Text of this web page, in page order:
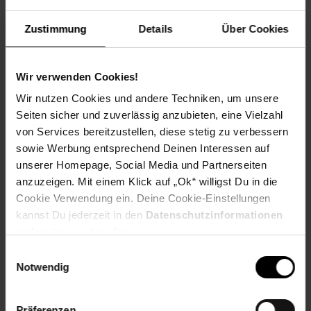
Zustimmung Details Über Cookies
Wir verwenden Cookies!
Wir nutzen Cookies und andere Techniken, um unsere
Seiten sicher und zuverlässig anzubieten, eine Vielzahl
von Services bereitzustellen, diese stetig zu verbessern
sowie Werbung entsprechend Deinen Interessen auf
unserer Homepage, Social Media und Partnerseiten
anzuzeigen. Mit einem Klick auf „Ok“ willigst Du in die
Cookie Verwendung ein. Deine Cookie-Einstellungen
kannst Du jederzeit in den Datenschutzinformationen
Notwendig
Artikel gehört zur Kategorie:
Versandinformationen
Herstellerinformationen
Fußzeile
Weitere Online-Angebote
Weinwelt